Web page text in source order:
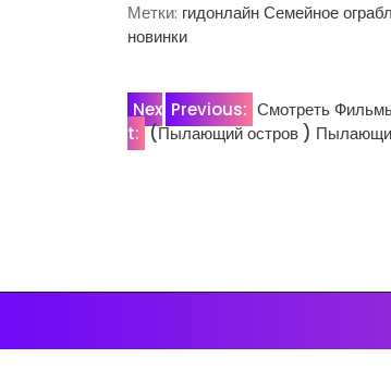
Метки: гидонлайн Семейное
новинки
Навигация
по
Previous: Смотреть
Nex
t: (Пылающий остров )